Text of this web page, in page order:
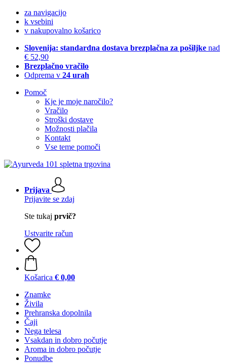
za navigacijo
k vsebini
v nakupovalno košarico
Slovenija: standardna dostava brezplačna za pošiljke nad
€ 52,90
Brezplačno vračilo
Odprema v 24 urah
Pomoč
Kje je moje naročilo?
Vračilo
Stroški dostave
Možnosti plačila
Kontakt
Vse teme pomoči
Prijava
Prijavite se zdaj
Ste tukaj prvič?
Ustvarite račun
Košarica € 0,00
Znamke
Živila
Prehranska dopolnila
Čaji
Nega telesa
Vsakdan in dobro počutje
Aroma in dobro počutje
Ponudbe